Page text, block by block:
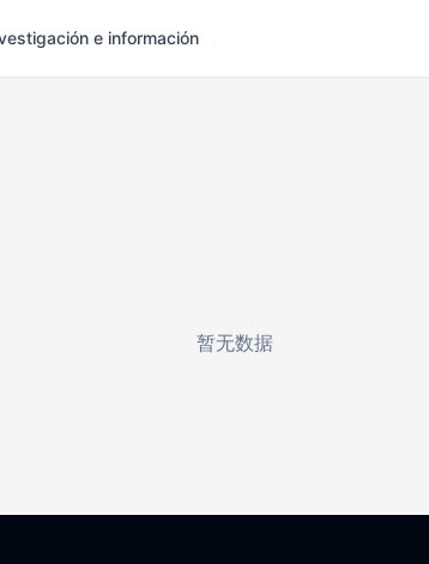
e información
暂无数据